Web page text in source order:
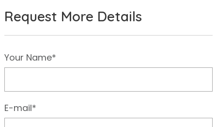
Request More Details
Your Name*
E-mail*